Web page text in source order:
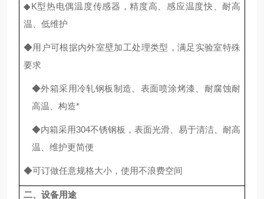
◆K型热电偶温度传感器，精度高、感应温度快、耐高
温、低维护
◆用户可根据内外室壁加工处理类型，满足实验室特殊
要求
◆外箱采用冷轧钢板制造、表面喷涂烤漆、耐腐蚀耐
高温、构造*
◆内箱采用304不锈钢板，表面光滑、易于清洁、耐高
温、维护更简便
◆可订做任意规格大小，使用不浪费空间
二、设备用途